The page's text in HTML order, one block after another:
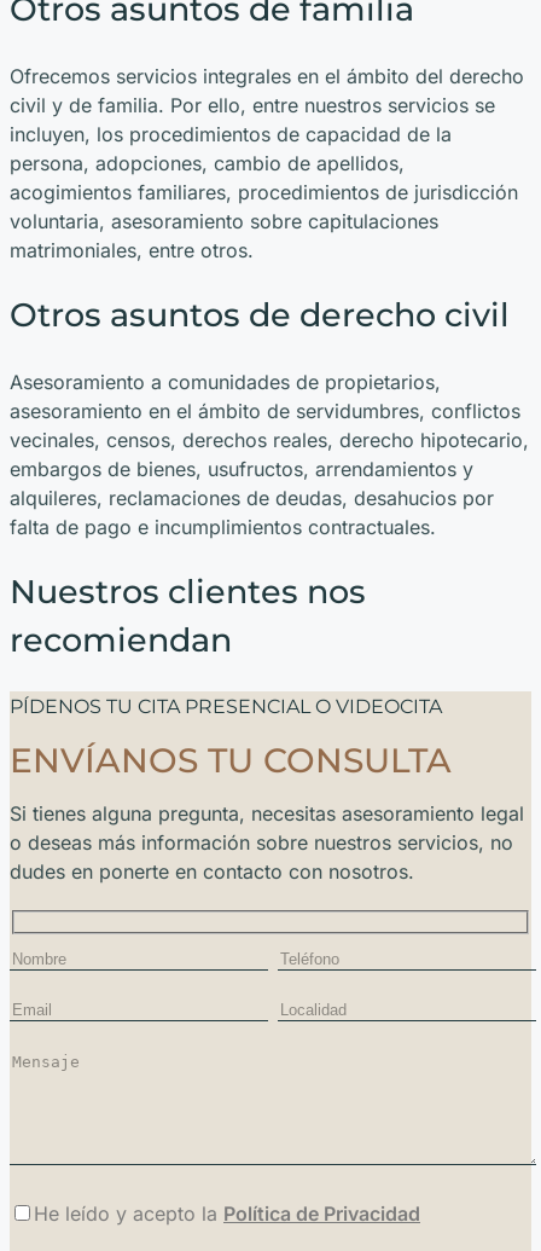
Otros asuntos de familia
Ofrecemos servicios integrales en el ámbito del derecho
civil y de familia. Por ello, entre nuestros servicios se
incluyen, los procedimientos de capacidad de la
persona, adopciones, cambio de apellidos,
acogimientos familiares, procedimientos de jurisdicción
voluntaria, asesoramiento sobre capitulaciones
matrimoniales, entre otros.
Otros asuntos de derecho civil
Asesoramiento a comunidades de propietarios,
asesoramiento en el ámbito de servidumbres, conflictos
vecinales, censos, derechos reales, derecho hipotecario,
embargos de bienes, usufructos, arrendamientos y
alquileres, reclamaciones de deudas, desahucios por
falta de pago e incumplimientos contractuales.
Nuestros clientes nos
recomiendan
PÍDENOS TU CITA PRESENCIAL O VIDEOCITA
ENVÍANOS TU CONSULTA
Si tienes alguna pregunta, necesitas asesoramiento legal
o deseas más información sobre nuestros servicios, no
dudes en ponerte en contacto con nosotros.
He leído y acepto la Política de Privacidad